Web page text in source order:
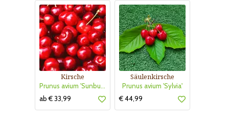
Kirsche
Prunus avium 'Sunburst'
ab € 33,99
Säulenkirsche
Prunus avium 'Sylvia'
€ 44,99